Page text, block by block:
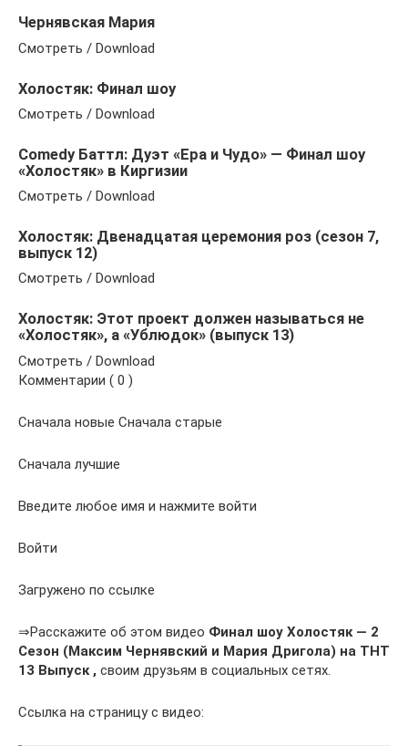
Чернявская Мария
Смотреть / Download
Холостяк: Финал шоу
Смотреть / Download
Comedy Баттл: Дуэт «Ера и Чудо» — Финал шоу
«Холостяк» в Киргизии
Смотреть / Download
Холостяк: Двенадцатая церемония роз (сезон 7,
выпуск 12)
Смотреть / Download
Холостяк: Этот проект должен называться не
«Холостяк», а «Ублюдок» (выпуск 13)
Смотреть / Download
Комментарии ( 0 )
Сначала новые Сначала старые
Сначала лучшие
Введите любое имя и нажмите войти
Войти
Загружено по ссылке
⇒Расскажите об этом видео Финал шоу Холостяк — 2
Сезон (Максим Чернявский и Мария Дригола) на ТНТ
13 Выпуск , своим друзьям в социальных сетях.
Ссылка на страницу с видео: